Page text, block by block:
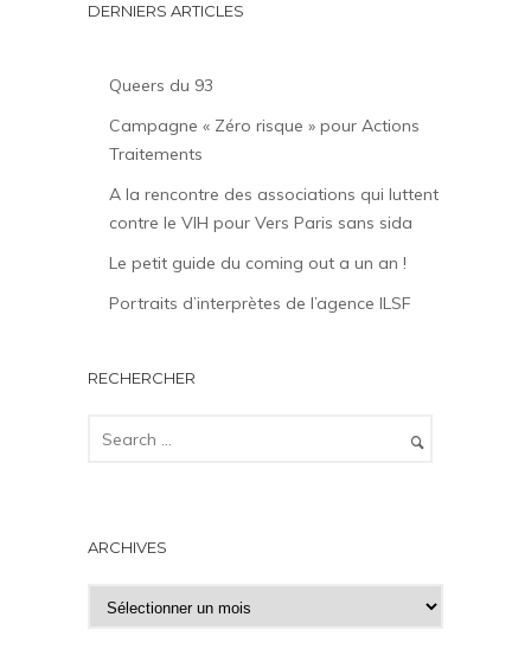
DERNIERS ARTICLES
Queers du 93
Campagne « Zéro risque » pour Actions
Traitements
A la rencontre des associations qui luttent
contre le VIH pour Vers Paris sans sida
Le petit guide du coming out a un an !
Portraits d’interprètes de l’agence ILSF
RECHERCHER
ARCHIVES
r